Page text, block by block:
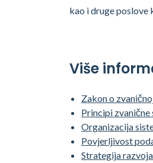
kao i druge poslove
Više
Zakon o
Principi
Organizacija
Povjerljivost
Strategija